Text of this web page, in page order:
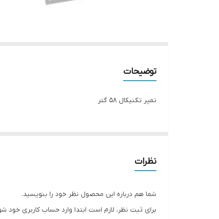
توضیحات
تمپر تکنیکال ۵۸ گتر
نظرات
شما هم درباره این محصول نظر خود را بنویسید.
برای ثبت نظر، لازم است ابتدا وارد حساب کاربری خود